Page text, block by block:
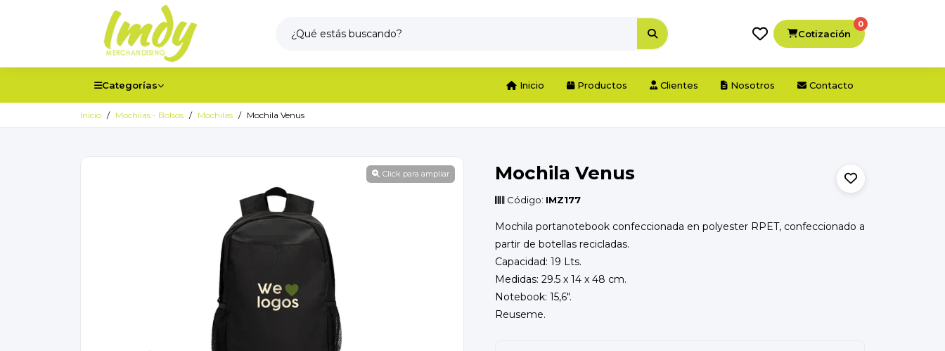
Cotización
0
Categorías Inicio Productos Clientes Nosotros Contacto
Inicio Mochilas - Bolsos Mochilas Mochila Venus
Click para ampliar Mochila Venus
Código: IMZ177
Mochila portanotebook confeccionada en polyester RPET, confeccionado a
partir de botellas recicladas.
Capacidad: 19 Lts.
Medidas: 29.5 x 14 x 48 cm.
Notebook: 15,6".
Reuseme.